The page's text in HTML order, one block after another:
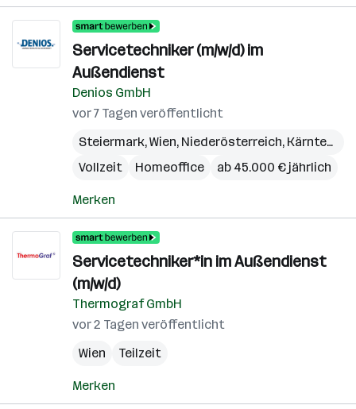
Servicetechniker (m/w/d) im
Außendienst
Denios GmbH
vor 7 Tagen veröffentlicht
Steiermark,Wien, Niederösterreich, Kärnten
Vollzeit
Homeoffice ab 45.000 € jährlich
Merken
Servicetechniker*in im Außendienst
(m/w/d)
Thermograf GmbH
vor 2 Tagen veröffentlicht
Wien
Teilzeit
Merken